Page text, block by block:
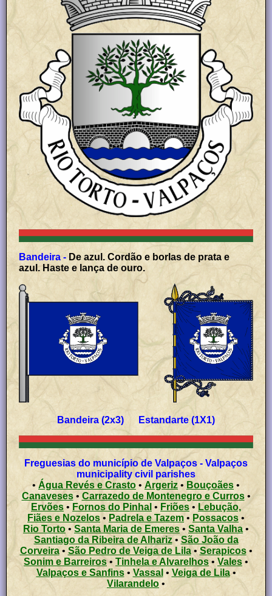
Bandeira - De azul. Cordão e borlas de prata e
azul. Haste e lança de ouro.
Bandeira (2x3) Estandarte (1X1)
Freguesias do município de Valpaços - Valpaços
municipality civil parishes
• Água Revés e Crasto • Argeriz • Bouçoães •
Canaveses• Carrazedo de Montenegro e Curros •
Ervões • Fornos do Pinhal • Friões •Lebução,
Fiães e Nozelos • Padrela e Tazem• Possacos •
Rio Torto•Santa Maria de Emeres •Santa Valha•
Santiago da Ribeira de Alhariz•São João da
Corveira• São Pedro de Veiga de Lila•Serapicos•
Sonim e Barreiros• Tinhela e Alvarelhos • Vales •
Valpaços e Sanfins• Vassal • Veiga de Lila•
Vilarandelo •